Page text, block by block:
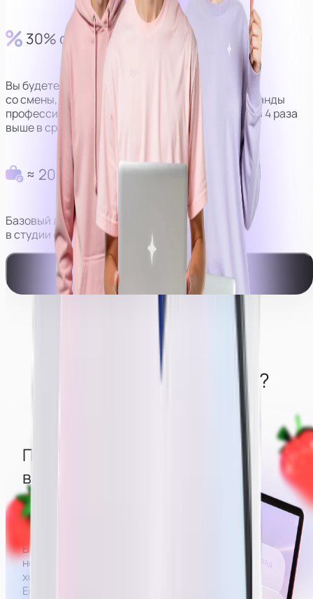
30% от выручки
Вы будете получать 30% от дохода
со смены, но за счёт наличия персональной команды
профессионалов, сумма получается в среднем в 4 раза
выше в сравнении с моделями без оператора.
≈ 200 000 руб в месяц
Базовый личный доход моделей
в студии с оператором.
Смотреть видео-пример работы
Что нужно от моделей?
Понимать, что
вебкам — сфера 18+
Вебкам — сфера, где зарплата строится на донатах
за действия эротического характера.
Вы можете не раздеваться полностью,
но зарабатывать без раздевания
хотя бы до нижнего белья будет проблематично.
Если не раздеваться совсем (например, сидеть